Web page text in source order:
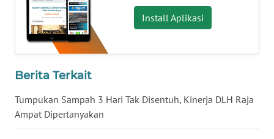
Install Aplikasi
Berita Terkait
Tumpukan Sampah 3 Hari Tak Disentuh, Kinerja DLH Raja
Ampat Dipertanyakan
WN
KALTARA
WN
KALSEL
WN